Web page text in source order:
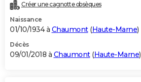
Créer une cagnotte obsèques
Naissance
01/10/1934 à Chaumont(Haute-Marne)
Décès
09/01/2018 à Chaumont(Haute-Marne)